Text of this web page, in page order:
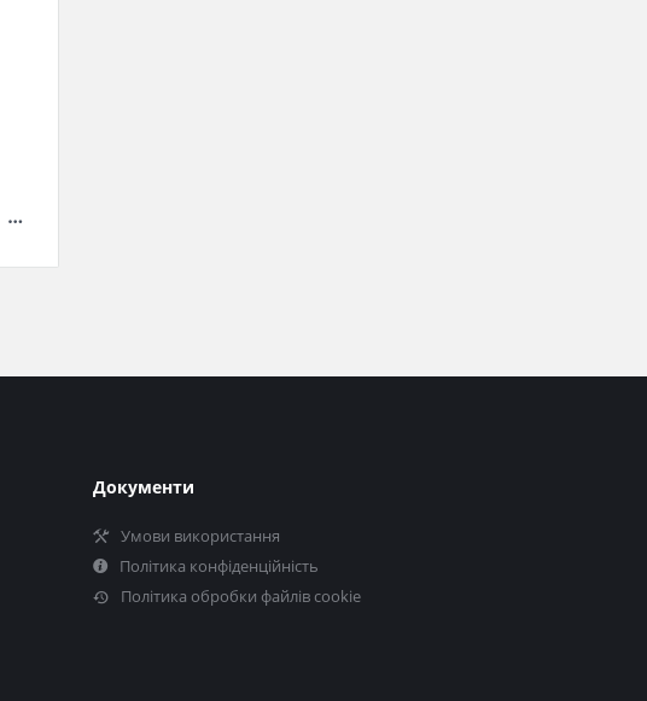
Документи
Умови використання
Політика конфіденційність
Політика обробки файлів cookie